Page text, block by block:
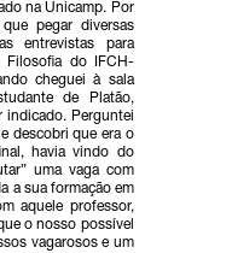
na Unicamp. Por
pegar diversas
entrevistas para
Filosofia do IFCH-
cheguei à sala
de Platão,
indicado. Perguntei
descobri que era o
havia vindo do
uma vaga com
a sua formação em
aquele professor,
o nosso possível
vagarosos e um